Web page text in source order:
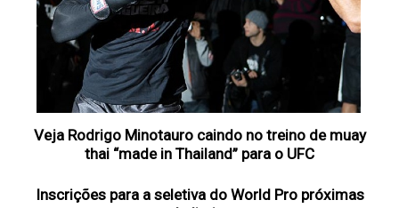
Veja Rodrigo Minotauro caindo no treino de muay
thai “made in Thailand” para o UFC
Inscrições para a seletiva do World Pro próximas